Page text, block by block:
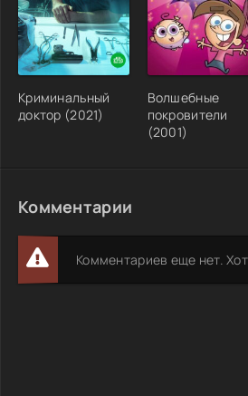
Криминальный
доктор (2021)
Волшебные
покровители
(2001)
Комментарии
Комментариев еще нет.